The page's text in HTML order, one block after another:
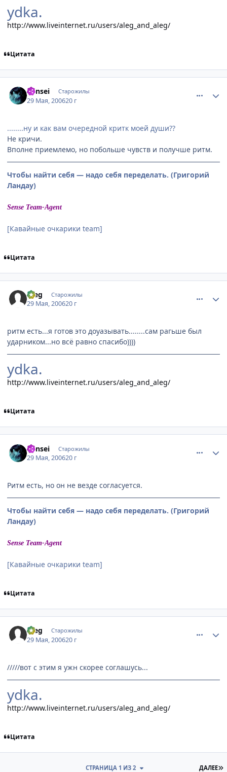
ydka.
http://www.liveinternet.ru/users/aleg_and_aleg/
Цитата
Kensei Старожилы
29 Мая, 200620 г
........ну и как вам очередной критк моей души??
Не кричи.
Вполне приемлемо, но побольше чувств и получше ритм.
Чтобы найти себя — надо себя переделать. (Григорий
Ландау)
Sense Team-Agent
[Кавайные очкарики team]
Цитата
Aleg Старожилы
29 Мая, 200620 г
ритм есть...я готов это доуазывать........сам рагьше был
ударником...но всё равно спасибо))))
ydka.
http://www.liveinternet.ru/users/aleg_and_aleg/
Цитата
Kensei Старожилы
29 Мая, 200620 г
Ритм есть, но он не везде согласуется.
Чтобы найти себя — надо себя переделать. (Григорий
Ландау)
Sense Team-Agent
[Кавайные очкарики team]
Цитата
Aleg Старожилы
29 Мая, 200620 г
/////вот с этим я ужн скорее соглашусь...
ydka.
http://www.liveinternet.ru/users/aleg_and_aleg/
Цитата
ДАЛЕЕ
СТРАНИЦА 1 ИЗ 2